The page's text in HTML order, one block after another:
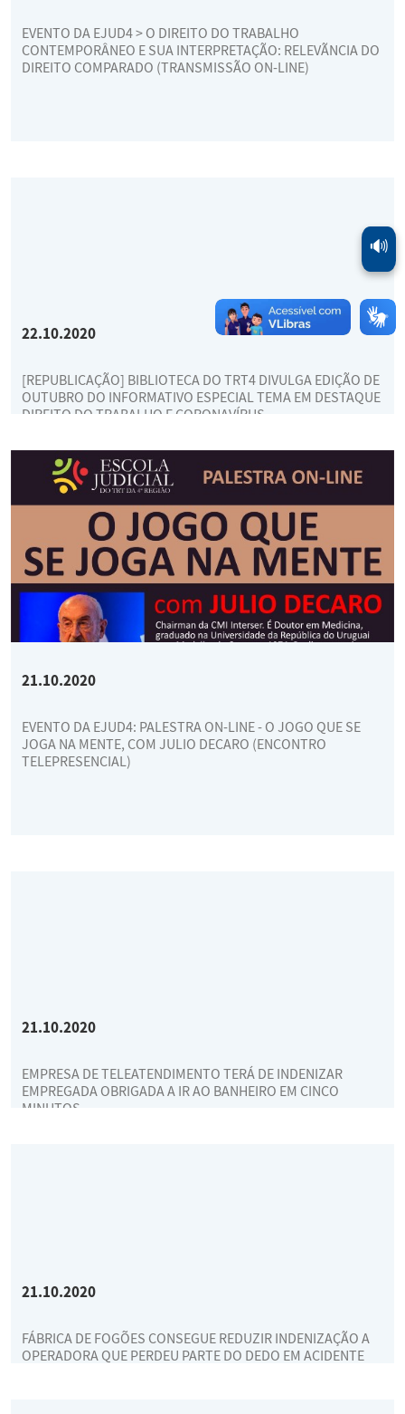
EVENTO DA EJUD4 > O DIREITO DO TRABALHO
CONTEMPORÂNEO E SUA INTERPRETAÇÃO: RELEVÃNCIA DO
DIREITO COMPARADO (TRANSMISSÃO ON-LINE)
22.10.2020
[REPUBLICAÇÃO] BIBLIOTECA DO TRT4 DIVULGA EDIÇÃO DE
OUTUBRO DO INFORMATIVO ESPECIAL TEMA EM DESTAQUE
DIREITO DO TRABALHO E CORONAVÍRUS
21.10.2020
EVENTO DA EJUD4: PALESTRA ON-LINE - O JOGO QUE SE
JOGA NA MENTE, COM JULIO DECARO (ENCONTRO
TELEPRESENCIAL)
21.10.2020
EMPRESA DE TELEATENDIMENTO TERÁ DE INDENIZAR
EMPREGADA OBRIGADA A IR AO BANHEIRO EM CINCO
MINUTOS
21.10.2020
FÁBRICA DE FOGÕES CONSEGUE REDUZIR INDENIZAÇÃO A
OPERADORA QUE PERDEU PARTE DO DEDO EM ACIDENTE
🔊